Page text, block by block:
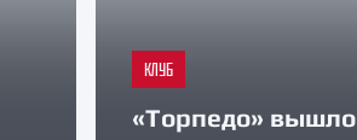
КЛУБ
«Торпедо» вышло